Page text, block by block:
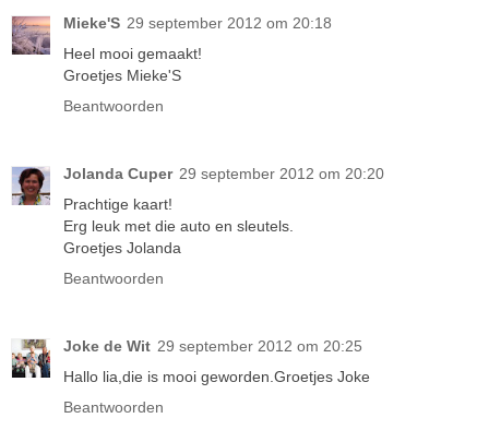
Mieke'S 29 september 2012 om 20:18
Heel mooi gemaakt!
Groetjes Mieke'S
Beantwoorden
Jolanda Cuper 29 september 2012 om 20:20
Prachtige kaart!
Erg leuk met die auto en sleutels.
Groetjes Jolanda
Beantwoorden
Joke de Wit 29 september 2012 om 20:25
Hallo lia,die is mooi geworden.Groetjes Joke
Beantwoorden